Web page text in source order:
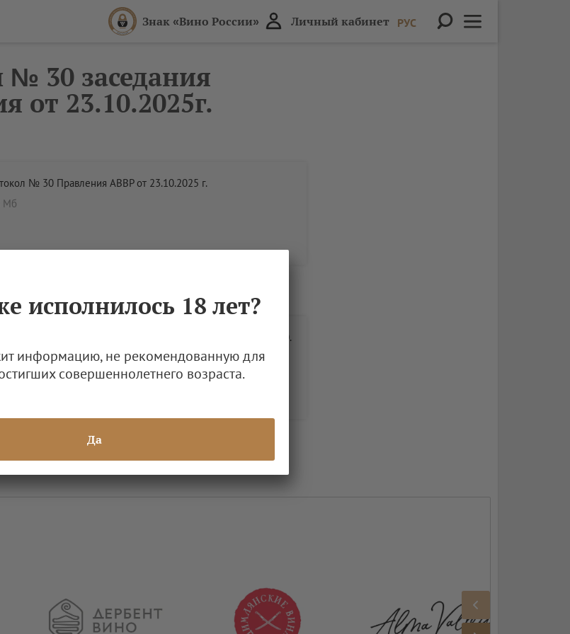
Знак «Вино России» Личный кабинет РУС
№ 30 заседания
от 23.10.2025г.
№ 30 Правления АВВР от 23.10.2025 г.
Мб
2. Список заявителей на вступление в АВВР (на 23.10.
Мб
исполнилось 18 лет?
информацию, не рекомендованную для
совершеннолетнего возраста.
Да